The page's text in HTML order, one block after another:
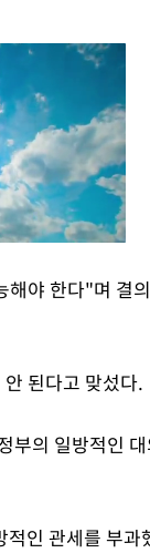
야 한다"며 결
된다고 맞섰다.
의 일방적인
인 관세를 부